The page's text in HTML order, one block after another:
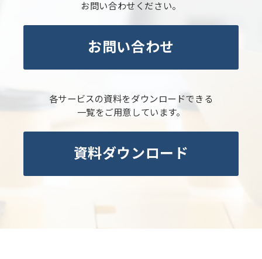
お問い合わせください。
お問い合わせ
各サービスの資料をダウンロードできる
一覧をご用意しています。
資料ダウンロード